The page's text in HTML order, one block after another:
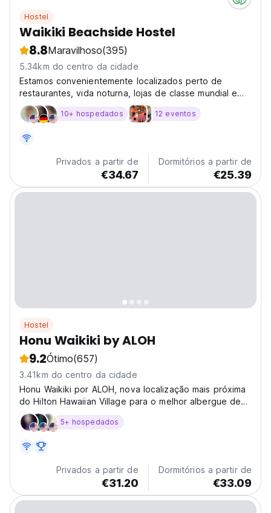
Hostel
Waikiki Beachside Hostel
8.8Maravilhoso(395)
5.34km do centro da cidade
Estamos convenientemente localizados perto de
restaurantes, vida noturna, lojas de classe mundial e
todas as principais atrações e atividades.
10+ hospedados 12 eventos
Privados a partir de
€34.67
Dormitórios a partir de
€25.39
Hostel
Honu Waikiki by ALOH
9.2Ótimo(657)
3.41km do centro da cidade
Honu Waikiki por ALOH, nova localização mais próxima
do Hilton Hawaiian Village para o melhor albergue de
todo o Havaí. O Beach Waikiki Boutique Hostel!
5+ hospedados
Privados a partir de
€31.20
Dormitórios a partir de
€33.09